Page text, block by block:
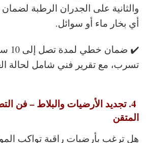
والثانية على الجدران الرطبة
أي بخار ماء أو سوائل.
✔️
تسرب، مع تقرير فني شامل لحالة
4. تجديد الأرضيات والبلاط – فن
المتقن
هل ترغب بأرضيات راقية تواكب